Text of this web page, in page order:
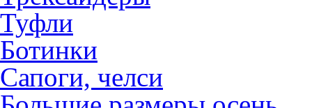
Туфли
Ботинки
Сапоги, челси